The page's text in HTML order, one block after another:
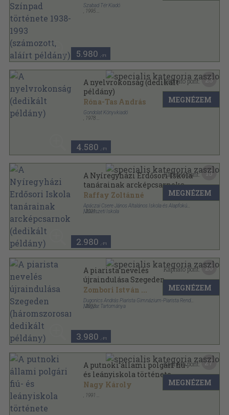
Szabad Tér Kiadó
1995
5.980 ,-Ft
A nyelvrokonság (dedikált
példány)
Róna-Tas András
Gondolat Könyvkiadó
1978
4.580 ,-Ft
Kapható pont: 23
MEGNÉZEM
A Nyíregyházi Erdősori Iskola
tanárainak arcképcsarnoka
(dedikált példány)
Raffay Zoltánné
Apáczai Csere János Általános Iskola és Alapfokú
Művészeti Iskola
,2021
2.980 ,-Ft
Kapható pont: 15
MEGNÉZEM
A piarista nevelés
újraindulása Szegeden
(háromszorosan dedikált
példány)
Zombori István ...
Dugonics András Piarista Gimnázium-Piarista Rend
Magyar Tartománya
,2013
3.980 ,-Ft
Kapható pont: 20
MEGNÉZEM
A putnoki állami polgári fiú-
és leányiskola története
(dedikált példány)
Nagy Károly
1991
Kapható pont: 27
MEGNÉZEM